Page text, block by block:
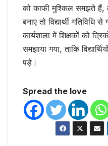
को काफी मुश्किल समझते हैं,
बनाए तो विद्यार्थी
कार्यशाला में शिक्षकों को
समझाया गया, ताकि
पड़े।
Spread the love